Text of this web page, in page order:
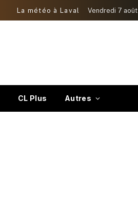
La météo à Laval Vendredi 7 août
CL Plus Autres